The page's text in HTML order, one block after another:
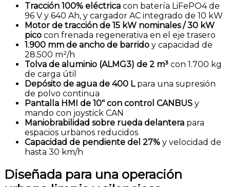
Tracción 100% eléctrica con batería LiFePO4 de
96 V y 640 Ah, y cargador AC integrado de 10 kW
Motor de tracción de 15 kW nominales / 30 kW
pico con frenada regenerativa en el eje trasero
1.900 mm de ancho de barrido y capacidad de
28.500 m²/h
Tolva de aluminio (ALMG3) de 2 m³ con 1.700 kg
de carga útil
Depósito de agua de 400 Lpara una supresión
de polvo continua
Pantalla HMI de 10″ con control CANBUS y
mando con joystick CAN
Maniobrabilidad sobre rueda delantera para
espacios urbanos reducidos
Capacidad de pendiente del 27% y velocidad de
hasta 30 km/h
Diseñada para una operación